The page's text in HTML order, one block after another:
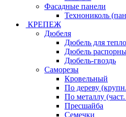
Фасадные панели
Технониколь
КРЕПЕЖ
Дюбеля
Дюбель для
Дюбель
Дюбель-гвоздь
Саморезы
Кровельный
По дереву
По металлу (част.
Пресшайба
Семечки